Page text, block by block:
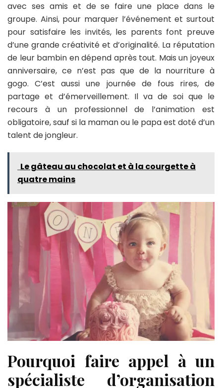
avec ses amis et de se faire une place dans le
groupe. Ainsi, pour marquer l’événement et surtout
pour satisfaire les invités, les parents font preuve
d’une grande créativité et d’originalité. La réputation
de leur bambin en dépend après tout. Mais un joyeux
anniversaire, ce n’est pas que de la nourriture à
gogo. C’est aussi une journée de fous rires, de
partage et d’émerveillement. Il va de soi que le
recours à un professionnel de l’animation est
obligatoire, sauf si la maman ou le papa est doté d’un
talent de jongleur.
Le gâteau au chocolat et à la courgette à
quatre mains
Pourquoi faire appel à un
spécialiste d’organisation